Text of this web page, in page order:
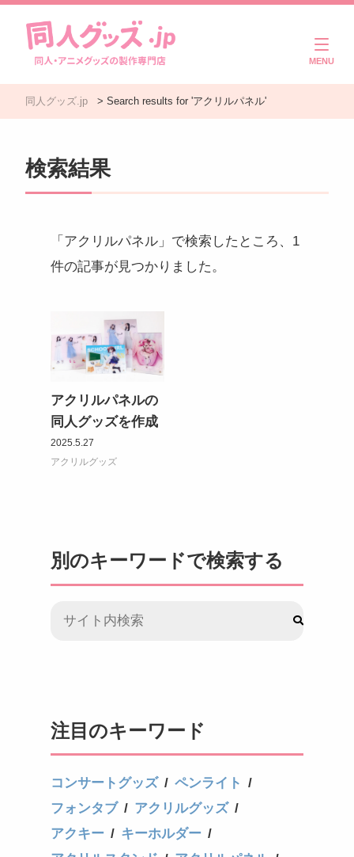
商品一覧
ご利用ガイド
注文・入稿の流れ
製作実績
よくある質問
お問い合わせ
スマホスタンド回転アクスタ
着せ替えアクスタ
モーテルキーライトバングルマスクケースパスケース
同人グッズ.jp > Search results for 'アクリルパネル'
検索結果
「アクリルパネル」で検索したところ、1
件の記事が見つかりました。
アクリルパネルの
同人グッズを作成
2025.5.27
アクリルグッズ
別のキーワードで検索する
注目のキーワード
コンサートグッズ
ペンライト
フォンタブ
アクリルグッズ
アクキー
キーホルダー